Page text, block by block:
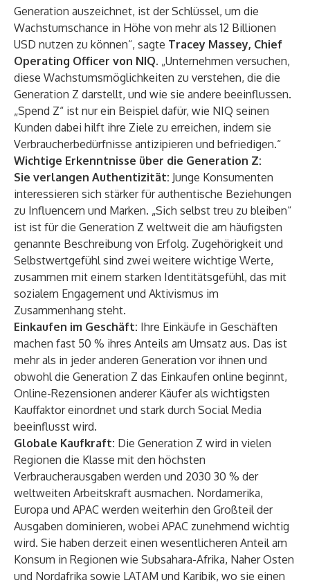
Generation auszeichnet, ist der Schlüssel, um die
Wachstumschance in Höhe von mehr als 12 Billionen
USD nutzen zu können“, sagte Tracey Massey, Chief
Operating Officer von NIQ. „Unternehmen versuchen,
diese Wachstumsmöglichkeiten zu verstehen, die die
Generation Z darstellt, und wie sie andere beeinflussen.
„Spend Z“ ist nur ein Beispiel dafür, wie NIQ seinen
Kunden dabei hilft ihre Ziele zu erreichen, indem sie
Verbraucherbedürfnisse antizipieren und befriedigen.“
Wichtige Erkenntnisse über die Generation Z:
Sie verlangen Authentizität: Junge Konsumenten
interessieren sich stärker für authentische Beziehungen
zu Influencern und Marken. „Sich selbst treu zu bleiben“
ist ist für die Generation Z weltweit die am häufigsten
genannte Beschreibung von Erfolg. Zugehörigkeit und
Selbstwertgefühl sind zwei weitere wichtige Werte,
zusammen mit einem starken Identitätsgefühl, das mit
sozialem Engagement und Aktivismus im
Zusammenhang steht.
Einkaufen im Geschäft: Ihre Einkäufe in Geschäften
machen fast 50 % ihres Anteils am Umsatz aus. Das ist
mehr als in jeder anderen Generation vor ihnen und
obwohl die Generation Z das Einkaufen online beginnt,
Online-Rezensionen anderer Käufer als wichtigsten
Kauffaktor einordnet und stark durch Social Media
beeinflusst wird.
Globale Kaufkraft: Die Generation Z wird in vielen
Regionen die Klasse mit den höchsten
Verbraucherausgaben werden und 2030 30 % der
weltweiten Arbeitskraft ausmachen. Nordamerika,
Europa und APAC werden weiterhin den Großteil der
Ausgaben dominieren, wobei APAC zunehmend wichtig
wird. Sie haben derzeit einen wesentlicheren Anteil am
Konsum in Regionen wie Subsahara-Afrika, Naher Osten
und Nordafrika sowie LATAM und Karibik, wo sie einen